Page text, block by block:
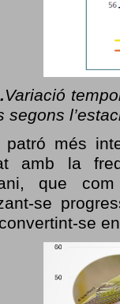
Variació
segons
patró més
amb la
que
se
se